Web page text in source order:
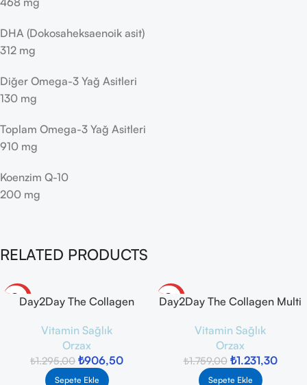
DHA (Dokosaheksaenoik asit)
312 mg
Diğer Omega-3 Yağ Asitleri
130 mg
Toplam Omega-3 Yağ Asitleri
910 mg
Koenzim Q-10
200 mg
RELATED PRODUCTS
-30%Day2Day The Collagen
Yeşil Elma Aromalı
Vitamin Sağlık
Orzax
₺1.295,00 ₺906,50
Sepete Ekle
-30%
Day2Day The Collagen Multi
Vitamin Sağlık
Orzax
₺1.759,00 ₺1.231,30
Sepete Ekle